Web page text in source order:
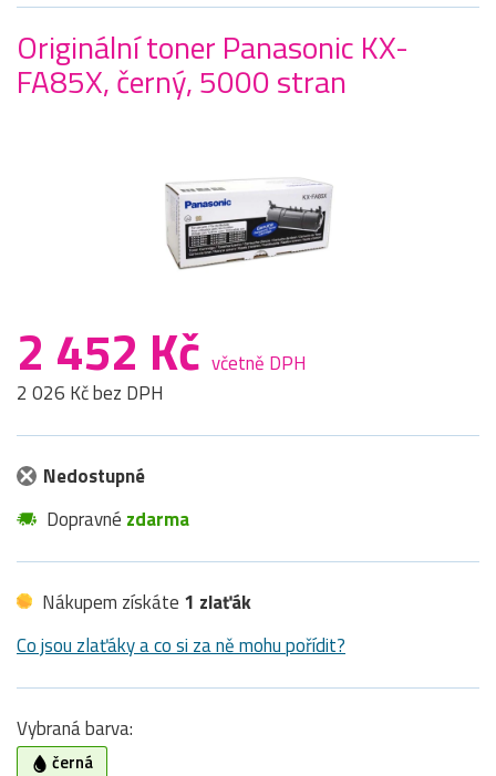
Originální toner Panasonic KX-
FA85X, černý, 5000 stran
2 452 Kč včetně DPH
2 026 Kč bez DPH
Nedostupné
Dopravné zdarma
Nákupem získáte 1 zlaťák
Co jsou zlaťáky a co si za ně mohu pořídit?
Vybraná barva:
černá